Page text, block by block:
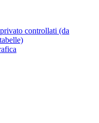
controllati (da